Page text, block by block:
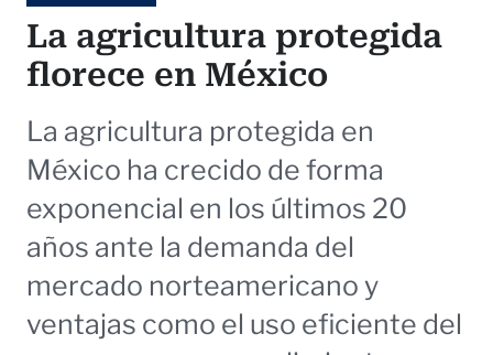
La agricultura protegida
florece en México
La agricultura protegida en
México ha crecido de forma
exponencial en los últimos 20
años ante la demanda del
mercado norteamericano y
ventajas como el uso eficiente del